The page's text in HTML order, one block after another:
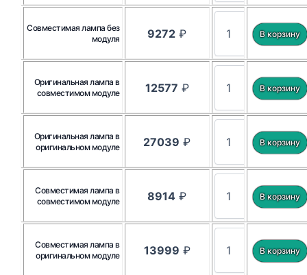
Совместимая лампа без
модуля
9272 ₽
Оригинальная лампа в
совместимом модуле
12577 ₽
Оригинальная лампа в
оригинальном модуле
27039 ₽
Совместимая лампа в
совместимом модуле
8914 ₽
Совместимая лампа в
оригинальном модуле
13999 ₽